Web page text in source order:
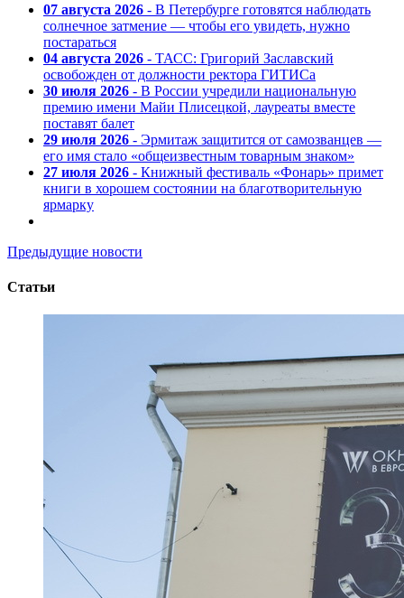
07 августа 2026 - В Петербурге готовятся наблюдать
солнечное затмение — чтобы его увидеть, нужно
постараться
04 августа 2026 - ТАСС: Григорий Заславский
освобожден от должности ректора ГИТИСа
30 июля 2026 - В России учредили национальную
премию имени Майи Плисецкой, лауреаты вместе
поставят балет
29 июля 2026 - Эрмитаж защитится от самозванцев —
его имя стало «общеизвестным товарным знаком»
27 июля 2026 - Книжный фестиваль «Фонарь» примет
книги в хорошем состоянии на благотворительную
ярмарку
Предыдущие новости
Статьи